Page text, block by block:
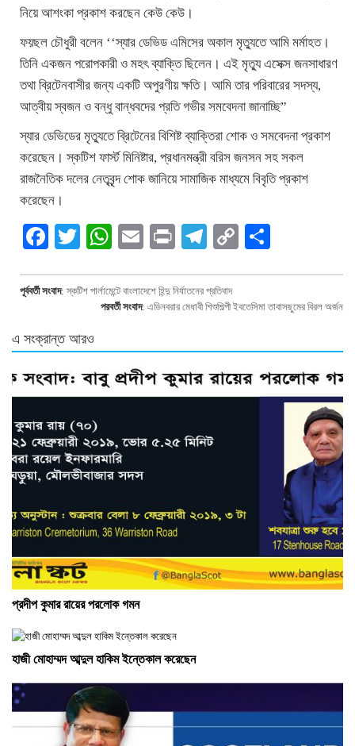
নিয়ে আশংকা প্রকাশ করছেন কেউ কেউ।
ফয়ছল চৌধুরী বলেন ‘‘স্যার ডেভিড এমিসের অকাল মৃত্যুতে আমি মর্মাহত।
তিনি একজন পরোপকারী ও মহৎ ব্যাক্তি ছিলেন। এই মৃত্যু এসেক্স জনসাধারণ
তথা ব্রিটেনবাসীর জন্য একটি অপুরণীয় ক্ষতি। আমি তার পরিবারের সদস্য,
আত্বীয় স্বজন ও বন্ধু বান্ধবদের প্রতি গভীর সমবেদনা জানাচ্ছি”
স্যার ডেভিডের মৃত্যুতে ব্রিটেনের বিশিষ্ট ব্যাক্তিরা শোক ও সমবেদনা প্রকাশ
করেছেন। স্কটিশ ফার্স্ট মিনিষ্টার, প্রধানমন্ত্রী বরিস জনসন সহ সকল
রাজনৈতিক দলের নেতৃবৃন্দ শোক জানিয়ে সামাজিক মাধ্যমে বিবৃতি প্রকাশ
করেছেন।
Facebook
TwitterWhatsApp
EmailPrintTelegram
Copy
পূর্ববর্তী সংবাদ: স্কটিশ পার্লামেন্টে বাংলাদেশে হিন্দু নির্যাতনের প্রতিবাদ
পরবর্তী সংবাদ: এডিনবরার মেধাবী শিশুশিল্পী ইবতেসিমা তাবাসছুমের বিরল অর্জন
এ সংক্রান্ত আরও
প্রদীপ কুমার রায়ের পরলোক গমন
হাজী মোহাম্মদ আব্দুল হাকিম ইন্তেকাল করেছেন